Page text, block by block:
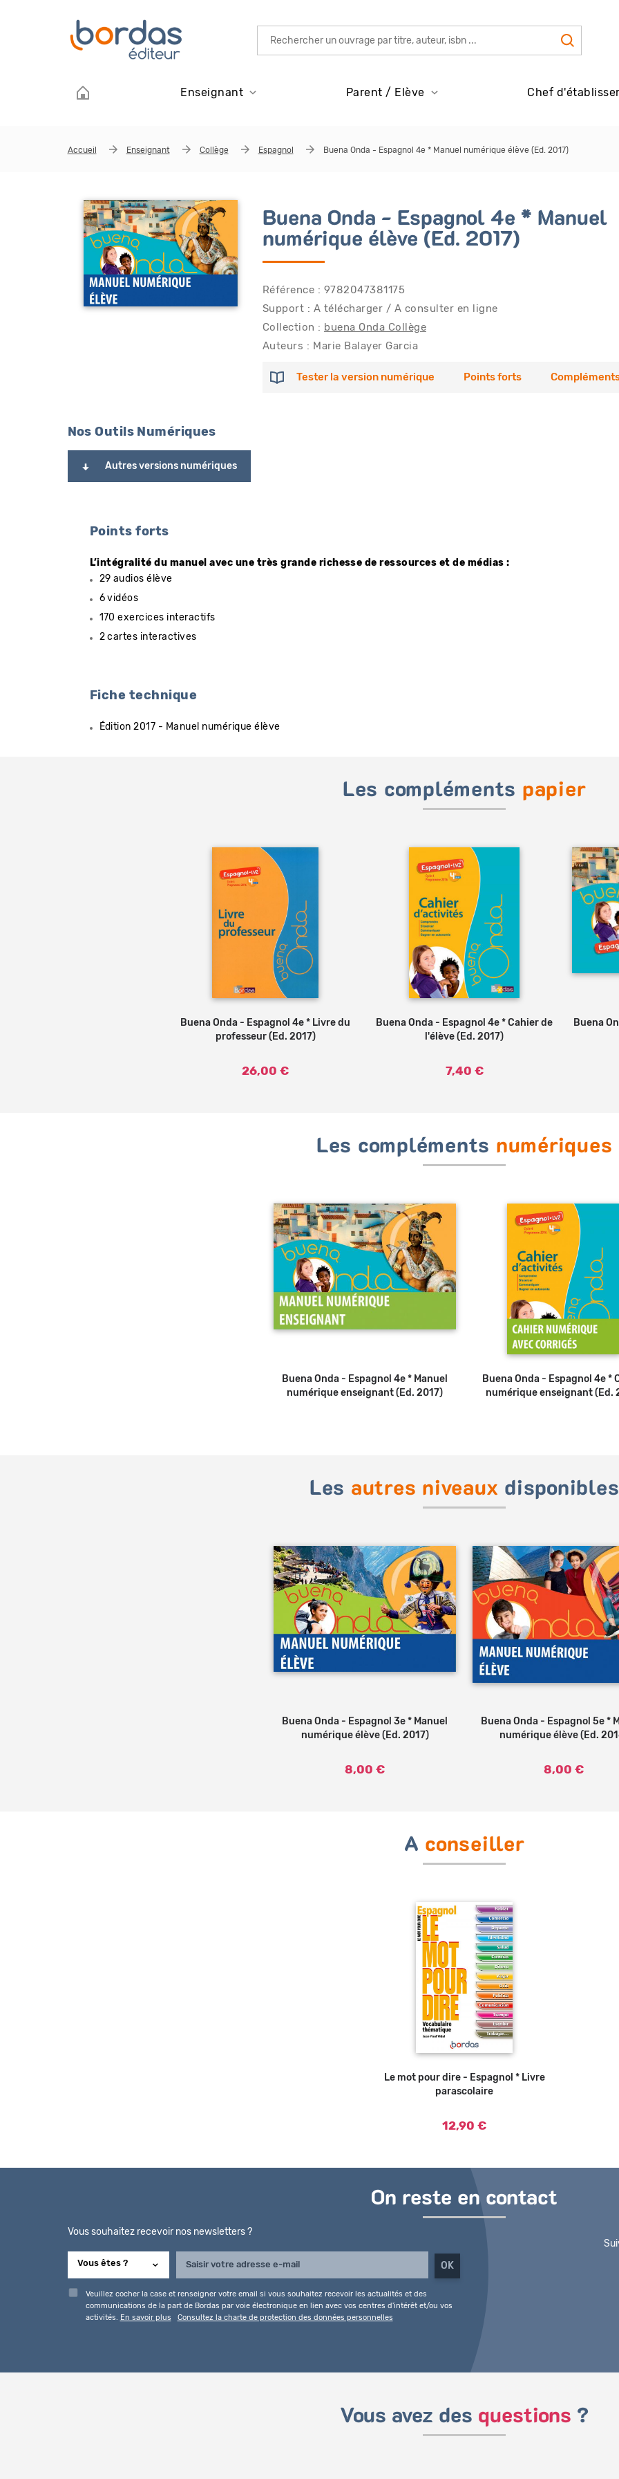
Aller au contenu principal
Enseignant Parent / Elève Chef
Accueil Enseignant Collège Espagnol Buena Onda - Espagnol 4e * Manuel numérique élève (Ed. 2017)
Buena Onda - Espagnol 4e * Manuel
numérique élève (Ed. 2017)
Référence : 9782047381175
Support : A télécharger / A consulter en ligne
Collection : buena Onda Collège
Auteurs : Marie Balayer Garcia
Tester la version numérique Points forts
Nos Outils Numériques
Autres versions numériques
Points forts
L’intégralité du manuel avec une très grande richesse de ressources et de médias :
29 audios élève
6 vidéos
170 exercices interactifs
2 cartes interactives
Fiche technique
Édition 2017 - Manuel numérique élève
Les compléments papier
Ajouter au panier
Buena Onda - Espagnol 4e * Livre du
professeur (Ed. 2017)
26,00 €
Ajouter au panier
Buena Onda - Espagnol 4e * Cahier de
l'élève (Ed. 2017)
7,40 €
Buena
Les compléments numériques
Buena Onda - Espagnol 4e * Manuel
numérique enseignant (Ed. 2017)
Buena Onda - Espagnol 4e *
numérique enseignant (Ed.
Les autres niveaux disponibles
Ajouter au panier
Buena Onda - Espagnol 3e * Manuel
numérique élève (Ed. 2017)
8,00 €
Ajouter au panier
Buena Onda - Espagnol 5e *
numérique élève (Ed.
8,00 €
A conseiller
Ajouter au panier
Le mot pour dire - Espagnol * Livre
parascolaire
12,90 €
On reste en contact
Vous souhaitez recevoir nos newsletters ?
Veuillez cocher la case et renseigner votre email si vous souhaitez recevoir les actualités et des
communications de la part de Bordas par voie électronique en lien avec vos centres d'intérêt et/ou vos
activités.
En savoir plus Consultez la charte de protection des données personnelles
Vous avez des questions ?